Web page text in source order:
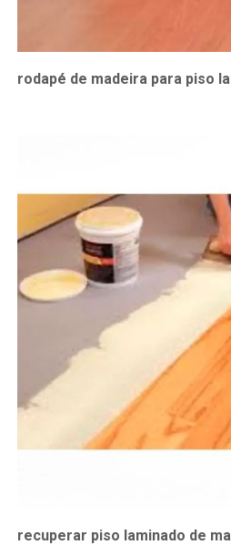
rodapé de madeira para piso
recuperar piso laminado de